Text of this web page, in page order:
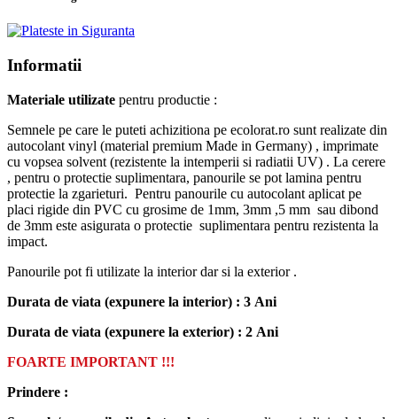
Informatii
Materiale utilizate pentru productie :
Semnele pe care le puteti achizitiona pe ecolorat.ro sunt realizate din
autocolant vinyl (material premium Made in Germany) , imprimate
cu vopsea solvent (rezistente la intemperii si radiatii UV) . La cerere
, pentru o protectie suplimentara, panourile se pot lamina pentru
protectie la zgarieturi. Pentru panourile cu autocolant aplicat pe
placi rigide din PVC cu grosime de 1mm, 3mm ,5 mm sau dibond
de 3mm este asigurata o protectie suplimentara pentru rezistenta la
impact.
Panourile pot fi utilizate la interior dar si la exterior .
Durata de viata (expunere la interior) : 3 Ani
Durata de viata (expunere la exterior) : 2 Ani
FOARTE IMPORTANT !!!
Prindere :